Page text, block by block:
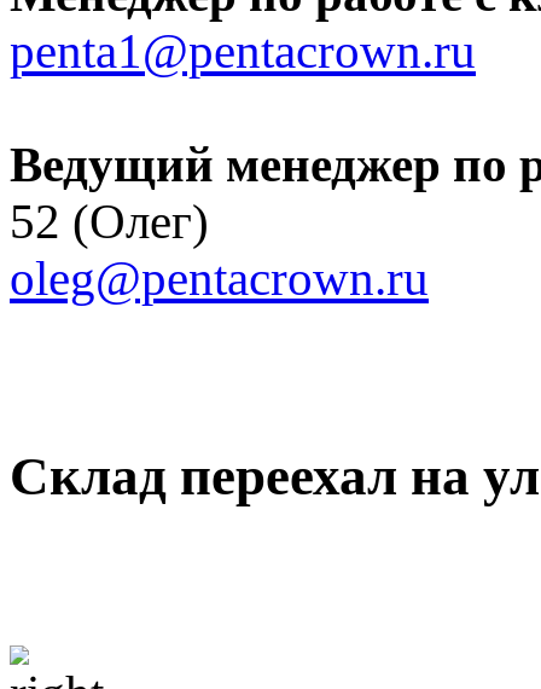
penta1@pentacrown.ru
Ведущий менеджер по
52 (Олег)
oleg@pentacrown.ru
Склад переехал на